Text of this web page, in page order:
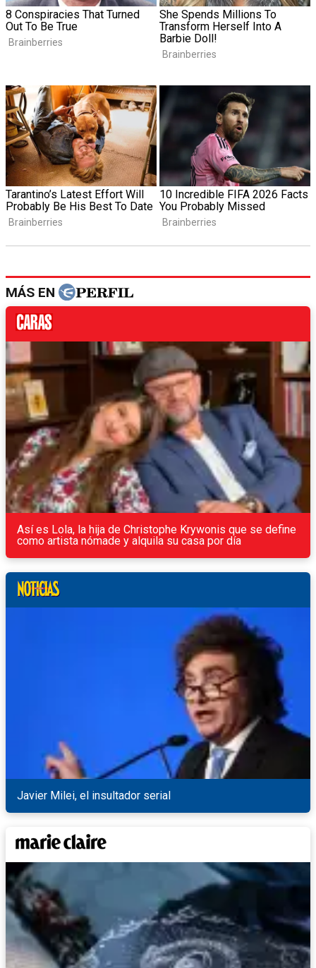
MÁS EN
Así es Lola, la hija de Christophe Krywonis que se define
como artista nómade y alquila su casa por día
Javier Milei, el insultador serial